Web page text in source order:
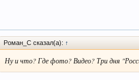
Роман_С сказал(а): ↑
Ну и что? Где фото? Видео? Три дня